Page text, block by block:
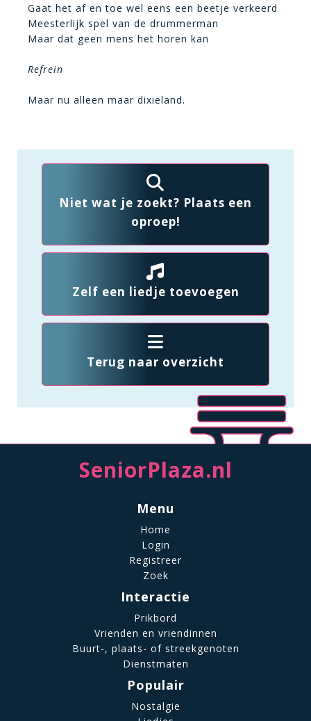
Gaat het af en toe wel eens een beetje verkeerd
Meesterlijk spel van de drummerman
Maar dat geen mens het horen kan
Refrein
Maar nu alleen maar dixieland.
Niet wat je zoekt? Plaats een
oproep!
Zelf een liedje toevoegen
Terug naar overzicht
SeniorPlaza.nl
Menu
Home
Login
Registreer
Zoek
Interactie
Prikbord
Vrienden en vriendinnen
Buurt-, plaats- of streekgenoten
Dienstmaten
Populair
Nostalgie